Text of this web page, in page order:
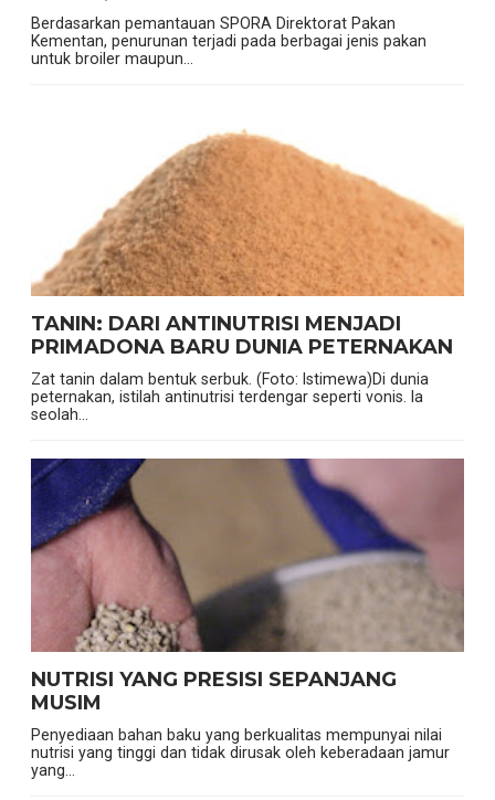
Berdasarkan pemantauan SPORA Direktorat Pakan
Kementan, penurunan terjadi pada berbagai jenis pakan
untuk broiler maupun...
TANIN: DARI ANTINUTRISI MENJADI
PRIMADONA BARU DUNIA PETERNAKAN
Zat tanin dalam bentuk serbuk. (Foto: Istimewa)Di dunia
peternakan, istilah antinutrisi terdengar seperti vonis. Ia
seolah...
NUTRISI YANG PRESISI SEPANJANG
MUSIM
Penyediaan bahan baku yang berkualitas mempunyai nilai
nutrisi yang tinggi dan tidak dirusak oleh keberadaan jamur
yang...